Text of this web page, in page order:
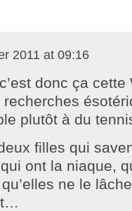
2011 at 09:16
donc ça cette
plutôt à du
filles qui
ont la niaque,
ne le